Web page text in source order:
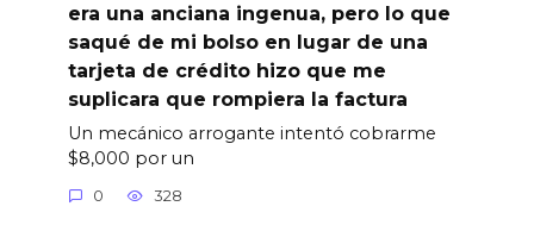
era una anciana ingenua, pero lo que
saqué de mi bolso en lugar de una
tarjeta de crédito hizo que me
suplicara que rompiera la factura
Un mecánico arrogante intentó cobrarme
$8,000 por un
0 328